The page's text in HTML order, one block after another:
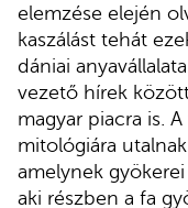
elemzése elején
kaszálást tehát
dániai
vezető hírek
magyar piacra is.
mitológiára
amelynek
aki részben a fa